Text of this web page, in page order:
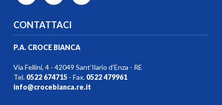
CONTATTACI
P.A. CROCE BIANCA
Via Fellini, 4 - 42049 Sant’Ilario d’Enza - RE
Tel. 0522 674715- Fax. 0522 479961
info@crocebianca.re.it